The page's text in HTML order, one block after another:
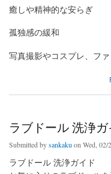
癒しや精神的な安らぎ
孤独感の緩和
写真撮影やコスプレ、フ
ラブドール 洗浄ガ
Submitted bysankaku on Wed, 02/
ラブドール 洗浄ガイド